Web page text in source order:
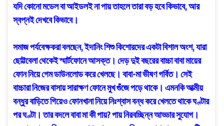
যদি কোনো মডেল বা আইডলই না পায় তাহলে তারা বড় হবে কিভাবে, আর
স্বপ্নই দেখবে কিভাবে।
সমাজ পর্যবেক্ষকরা বলছেন, ইদানিং শিশু কিশোরদের একটা বিশাল অংশ, যারা
ছোট্টবেলা থেকেই স্মার্টফোনে আসক্ত। দেড় দুই বছরের বাচ্চা বাবা মায়ের
ফোন নিয়ে গেম ডাউনলোড করে খেলছে। বাবা-মা ভীষণ গর্বিত। সেই
বাচ্চারা নিজের বাসায় সারাক্ষণ ফোনে মুখ গুঁজে পড়ে থাকে। এমনকি আত্মীয়
বন্ধুর বাড়িতে গিয়েও ফোনখানা নিয়ে নিঃশ্বাস বন্ধ করে খেলতে থাকে ঘণ্টার
পর ঘণ্টা। তার বদলে বাবা মা কী পায়? পায় নিরবচ্ছিন্ন আড্ডার সুযোগ।